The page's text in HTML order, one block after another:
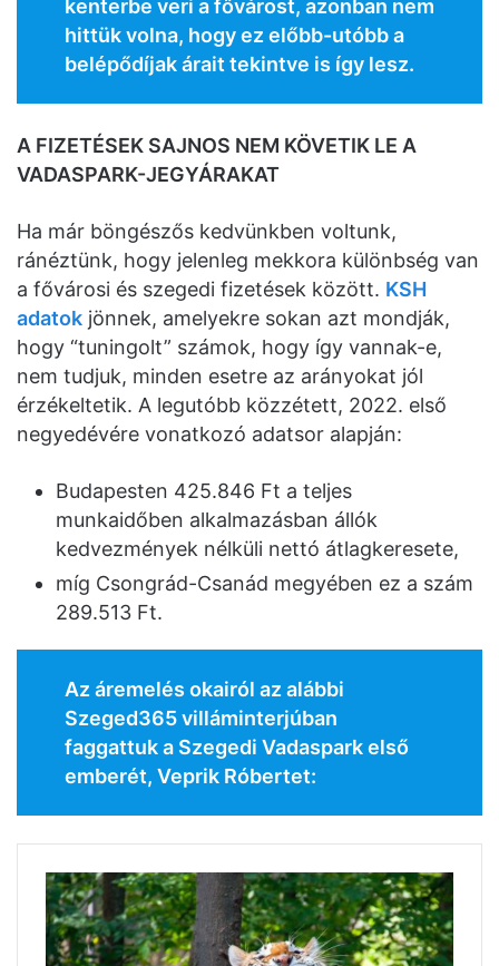
kenterbe veri a fővárost, azonban nem
hittük volna, hogy ez előbb-utóbb a
belépődíjak árait tekintve is így lesz.
A FIZETÉSEK SAJNOS NEM KÖVETIK LE A
VADASPARK-JEGYÁRAKAT
Ha már böngészős kedvünkben voltunk,
ránéztünk, hogy jelenleg mekkora különbség van
a fővárosi és szegedi fizetések között. KSH
adatok jönnek, amelyekre sokan azt mondják,
hogy “tuningolt” számok, hogy így vannak-e,
nem tudjuk, minden esetre az arányokat jól
érzékeltetik. A legutóbb közzétett, 2022. első
negyedévére vonatkozó adatsor alapján:
Budapesten 425.846 Ft a teljes
munkaidőben alkalmazásban állók
kedvezmények nélküli nettó átlagkeresete,
míg Csongrád-Csanád megyében ez a szám
289.513 Ft.
Az áremelés okairól az alábbi
Szeged365 villáminterjúban
faggattuk a Szegedi Vadaspark első
emberét, Veprik Róbertet: